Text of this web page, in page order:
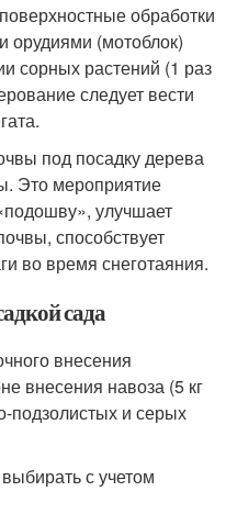
обработки
(мотоблок)
сорных растений (1 раз
следует вести
под посадку дерева
Это мероприятие
улучшает
способствует
во время снеготаяния.
сада
внесения
внесения навоза (5 кг
подзолистых и серых
с учетом